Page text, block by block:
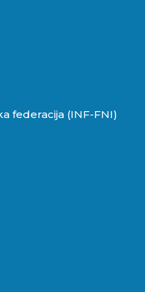
federacija (INF-FNI)